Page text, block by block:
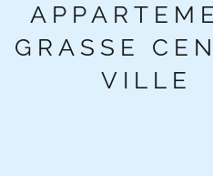
GRASSE
VILLE